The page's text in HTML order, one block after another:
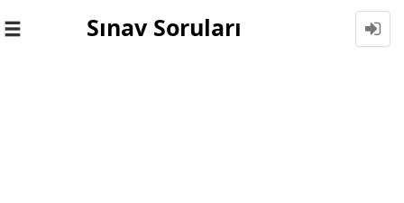
Toggle
Sınav Soruları